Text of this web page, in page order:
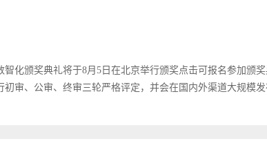
智化颁奖典礼将于8月5日在北京举行颁奖点击可报名参加颁
初审、公审、终审三轮严格评定，并会在国内外渠道大规模